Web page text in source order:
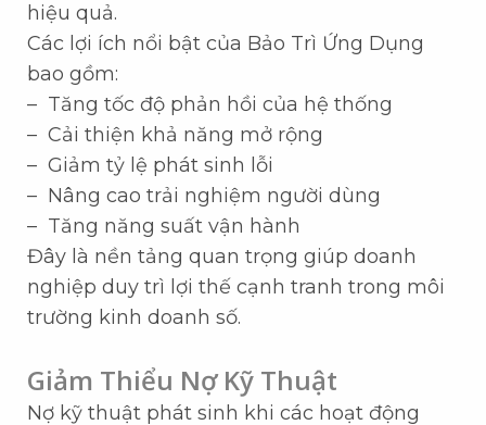
hiệu quả.
Các lợi ích nổi bật của Bảo Trì Ứng Dụng
bao gồm:
– Tăng tốc độ phản hồi của hệ thống
– Cải thiện khả năng mở rộng
– Giảm tỷ lệ phát sinh lỗi
– Nâng cao trải nghiệm người dùng
– Tăng năng suất vận hành
Đây là nền tảng quan trọng giúp doanh
nghiệp duy trì lợi thế cạnh tranh trong môi
trường kinh doanh số.
Giảm Thiểu Nợ Kỹ Thuật
Nợ kỹ thuật phát sinh khi các hoạt động